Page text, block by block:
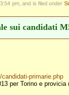
pm, and is filed under
sui candidati
primarie.php
per Torino e provicia